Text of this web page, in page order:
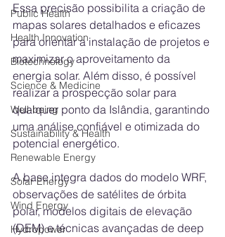
Public Health
Health Innovation
Biotechnology
Science & Medicine
Well-being
Sustainability & Health
Renewable Energy
Solar Energy
Wind Energy
Hydropower
Essa precisão possibilita a criação de
mapas solares detalhados e eficazes
para orientar a instalação de projetos e
maximizar o aproveitamento da
energia solar. Além disso, é possível
realizar a prospecção solar para
qualquer ponto da Islândia, garantindo
uma análise confiável e otimizada do
potencial energético.
A base integra dados do modelo WRF,
observações de satélites de órbita
polar, modelos digitais de elevação
(DEM) e técnicas avançadas de deep